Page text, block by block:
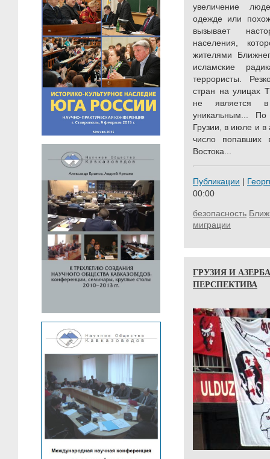
увеличение
одежде или
вызывает
населения,
жителями
исламские
террористы.
стран на улицах
не является в
уникальным...
Грузии, в июле и в
число попавших
Востока...
Публикации |
00:00
безопасность
миграции
ГРУЗИЯ И
ПЕРСПЕКТИВА